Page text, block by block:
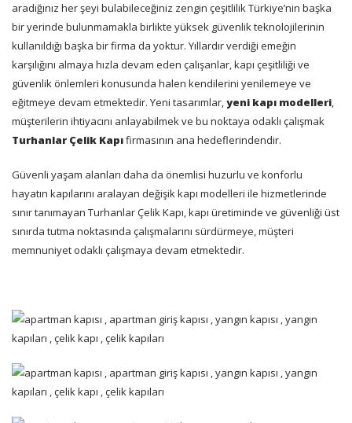
aradığınız her şeyi bulabileceğiniz zengin çeşitlilik Türkiye’nin başka
bir yerinde bulunmamakla birlikte yüksek güvenlik teknolojilerinin
kullanıldığı başka bir firma da yoktur. Yıllardır verdiği emeğin
karşılığını almaya hızla devam eden çalışanlar, kapı çeşitliliği ve
güvenlik önlemleri konusunda halen kendilerini yenilemeye ve
eğitmeye devam etmektedir. Yeni tasarımlar,yeni kapı modelleri,
müşterilerin ihtiyacını anlayabilmek ve bu noktaya odaklı çalışmak
Turhanlar Çelik Kapıfirmasının ana hedeflerindendir.
Güvenli yaşam alanları daha da önemlisi huzurlu ve konforlu
hayatın kapılarını aralayan değişik kapı modelleri ile hizmetlerinde
sınır tanımayan Turhanlar Çelik Kapı, kapı üretiminde ve güvenliği üst
sınırda tutma noktasında çalışmalarını sürdürmeye, müşteri
memnuniyet odaklı çalışmaya devam etmektedir.